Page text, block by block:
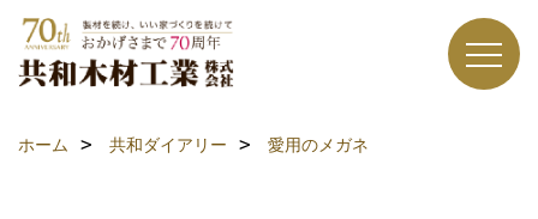
ホーム 共和ダイアリー 愛用のメガネ